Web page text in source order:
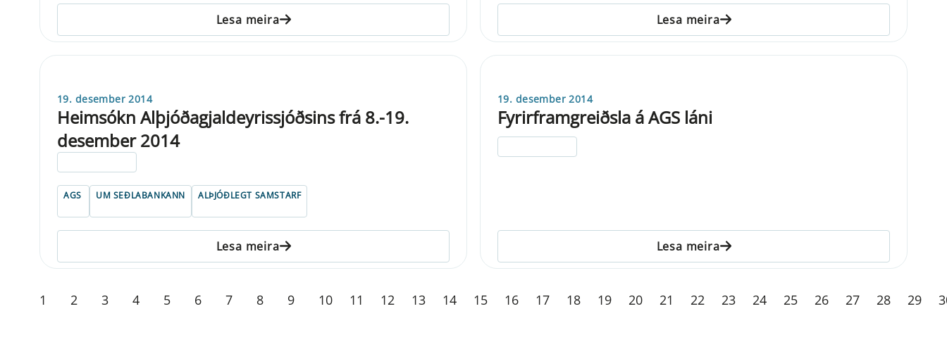
Lesa meira Lesa meira
19. desember 2014
Heimsókn Alþjóðagjaldeyrissjóðsins frá 8.-19.
desember 2014
AGS UM SEÐLABANKANN ALÞJÓÐLEGT SAMSTARF
Lesa meira
19. desember 2014
Fyrirframgreiðsla á AGS láni
Lesa meira
1 2 3 4 5 6 7 8 9 10 11 12 13 14 15 16 17 18 19 20 21 22 23 24 25 26 27 28 29